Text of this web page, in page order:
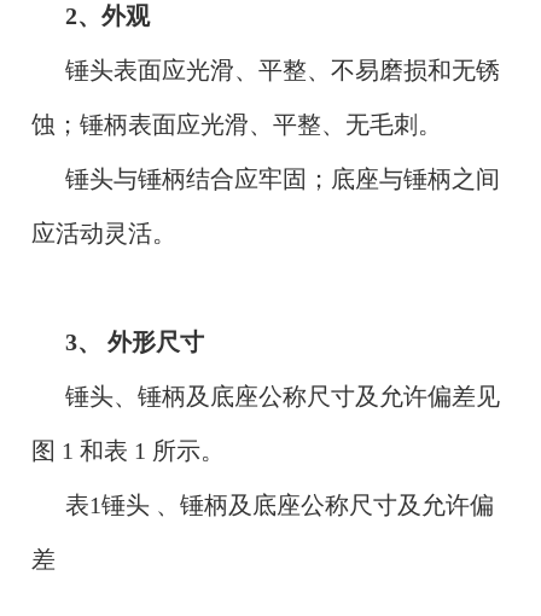
2、外观
锤头表面应光滑、平整、不易磨损和无锈
蚀；锤柄表面应光滑、平整、无毛刺。
锤头与锤柄结合应牢固；底座与锤柄之间
应活动灵活。
3、 外形尺寸
锤头、锤柄及底座公称尺寸及允许偏差见
图 1 和表 1 所示。
表1锤头 、锤柄及底座公称尺寸及允许偏
差